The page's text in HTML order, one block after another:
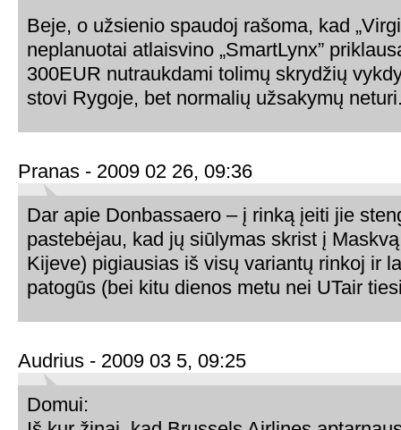
Beje, o užsienio spaudoj rašoma, kad
neplanuotai atlaisvino „SmartLynx”
300EUR nutraukdami tolimų skrydžių
stovi Rygoje, bet normalių užsakymų
Pranas - 2009 02 26, 09:36
Dar apie Donbassaero – į rinką įeiti jie
pastebėjau, kad jų siūlymas skrist į
Kijeve) pigiausias iš visų variantų rinkoj ir
patogūs (bei kitu dienos metu nei UTair
Audrius - 2009 03 5, 09:25
Domui: